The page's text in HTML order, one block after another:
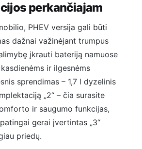
perkančiajam
PHEV versija gali būti
dažnai važinėjant trumpus
įkrauti bateriją namuose
ir ilgesnėms
sprendimas – 1,7 l dyzelinis
„2“ – čia surasite
ir saugumo funkcijas,
gerai įvertintas „3“
priedų.